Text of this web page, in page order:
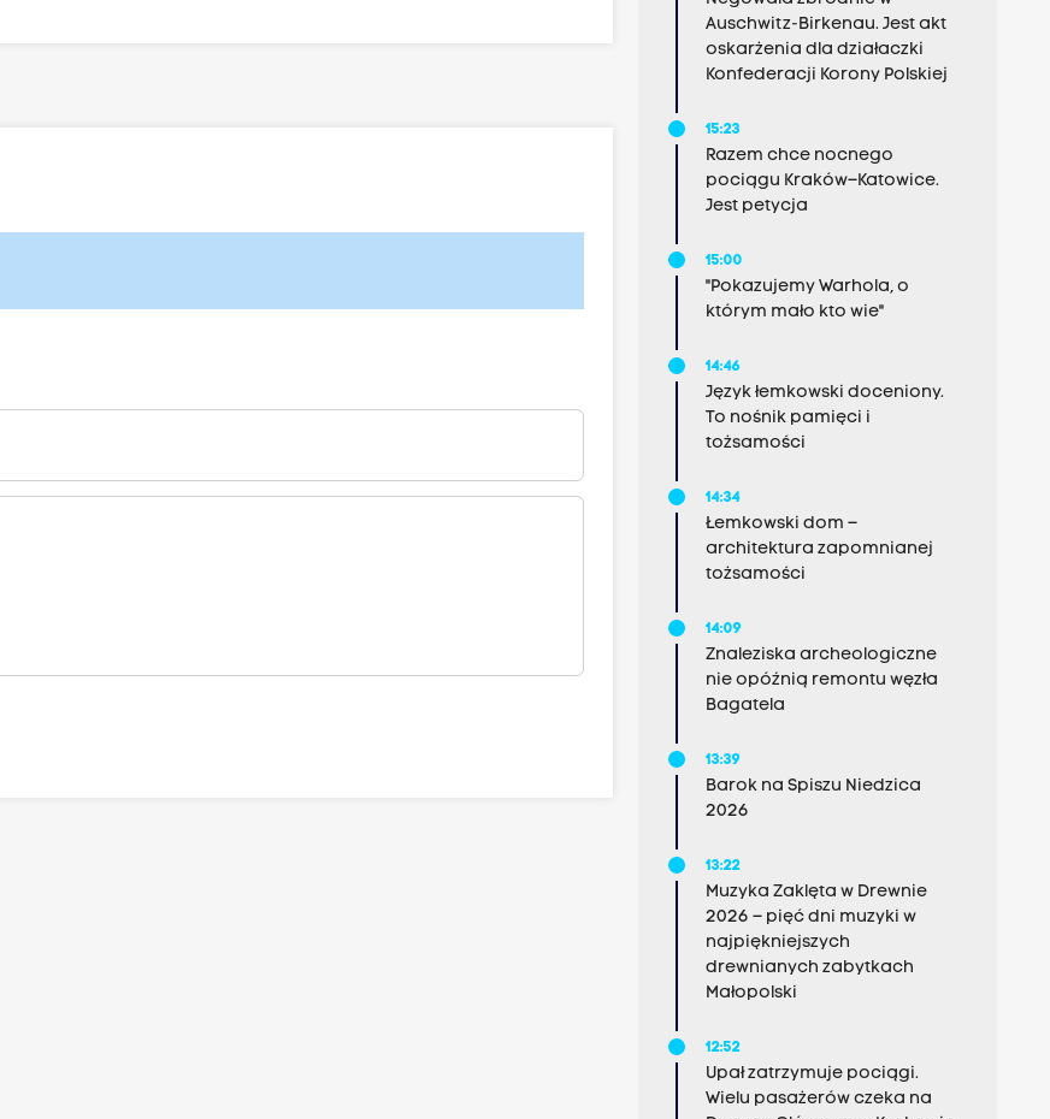
Auschwitz-Birkenau. Jest akt
oskarżenia dla działaczki
Konfederacji Korony Polskiej
15:23
Razem chce nocnego
pociągu Kraków–Katowice.
Jest petycja
15:00
"Pokazujemy Warhola, o
którym mało kto wie"
14:46
Język łemkowski doceniony.
To nośnik pamięci i
tożsamości
14:34
Łemkowski dom –
architektura zapomnianej
tożsamości
14:09
Znaleziska archeologiczne
nie opóźnią remontu węzła
Bagatela
13:39
Barok na Spiszu Niedzica
2026
13:22
Muzyka Zaklęta w Drewnie
2026 – pięć dni muzyki w
najpiękniejszych
drewnianych zabytkach
Małopolski
12:52
Upał zatrzymuje pociągi.
Wielu pasażerów czeka na